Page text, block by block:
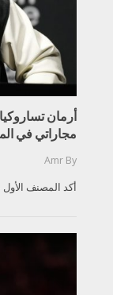
أرمان
مجاراتي في
By
Amr
أكد المصنف